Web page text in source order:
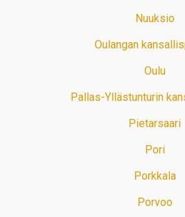
Nuuksio
Oulangan
Oulu
Pallas-Yllästunturin
Pietarsaari
Pori
Porkkala
Porvoo